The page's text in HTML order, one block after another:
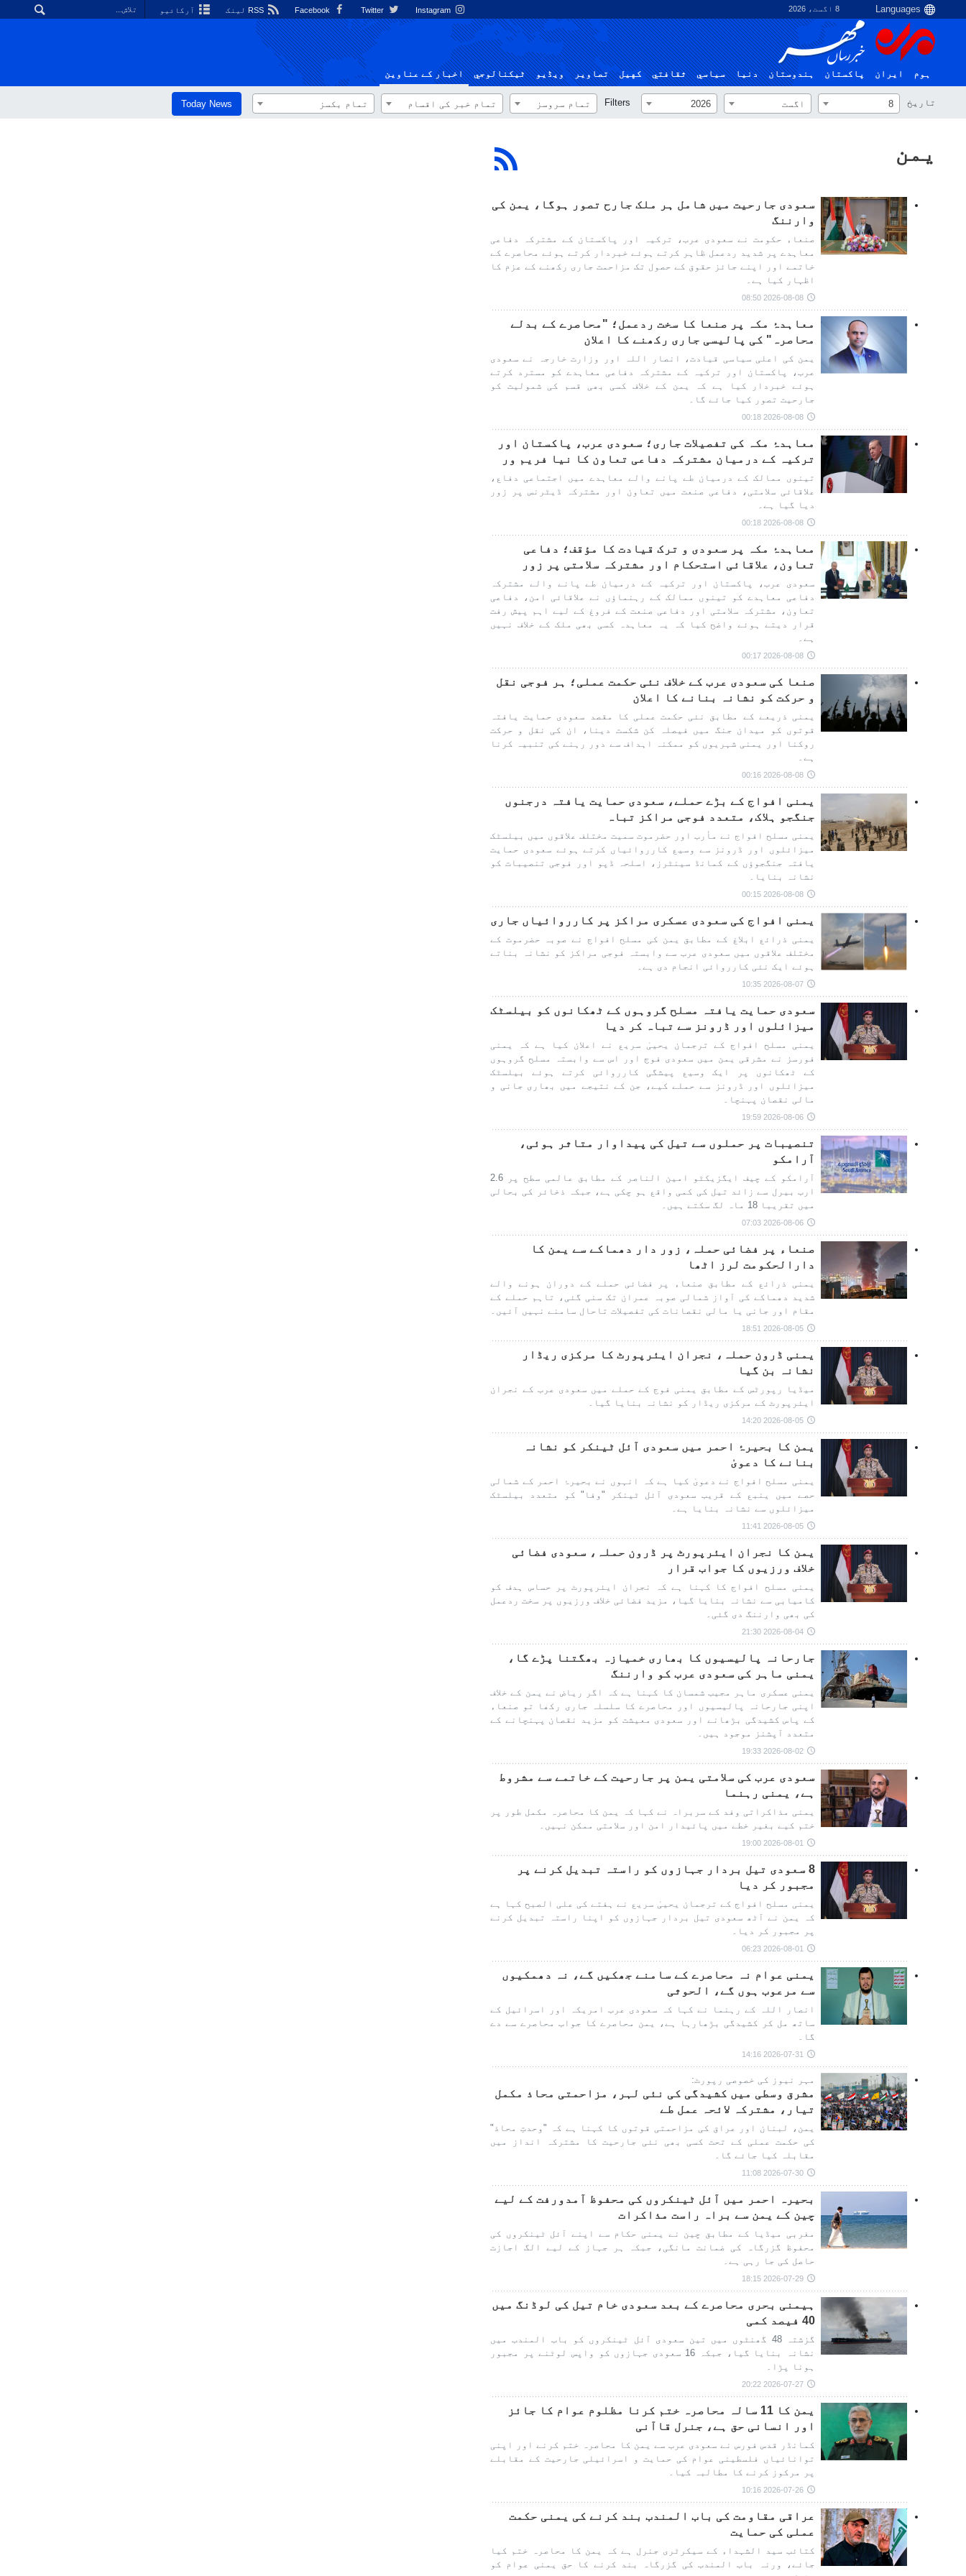
8 اگست، 2026 Instagram آرکائیو
ہوم ایران پاکستان ہندوستان دنیا سياسي ثقافتي کهيل تصاوير ویڈیو ٹيكنالوجي اخبار کے عناوین
تاریخ 8 اگست 2026
Filters تمام سروسز تمام خبر کی اقسام تمام بکسز Today News
یمن
سعودی جارحیت میں شامل ہر ملک جارح تصور ہوگا، یمن کی
وارننگ
صنعاء حکومت نے سعودی عرب، ترکیہ اور پاکستان کے مشترکہ دفاعی
معاہدے پر شدید ردعمل ظاہر کرتے ہوئے خبردار کرتے ہوئے محاصرے کے
خاتمے اور اپنے جائز حقوق کے حصول تک مزاحمت جاری رکھنے کے عزم کا
اظہار کیا ہے۔
2026-08-08 08:50
معاہدۂ مکہ پر صنعا کا سخت ردعمل؛ "محاصرے کے بدلے
محاصرہ" کی پالیسی جاری رکھنے کا اعلان
یمن کی اعلی سیاسی قیادت، انصار اللہ اور وزارت خارجہ نے سعودی
عرب، پاکستان اور ترکیہ کے مشترکہ دفاعی معاہدے کو مسترد کرتے
ہوئے خبردار کیا ہے کہ یمن کے خلاف کسی بھی قسم کی شمولیت کو
جارحیت تصور کیا جائے گا۔
2026-08-08 00:18
معاہدۂ مکہ کی تفصیلات جاری؛ سعودی عرب، پاکستان اور
ترکیہ کے درمیان مشترکہ دفاعی تعاون کا نیا فریم ور
تینوں ممالک کے درمیان طے پانے والے معاہدے میں اجتماعی دفاع،
علاقائی سلامتی، دفاعی صنعت میں تعاون اور مشترکہ ڈیٹرنس پر زور
دیا گیا ہے۔
2026-08-08 00:18
معاہدۂ مکہ پر سعودی و ترک قیادت کا مؤقف؛ دفاعی
تعاون، علاقائی استحکام اور مشترکہ سلامتی پر زور
سعودی عرب، پاکستان اور ترکیہ کے درمیان طے پانے والے مشترکہ
دفاعی معاہدے کو تینوں ممالک کے رہنماؤں نے علاقائی امن، دفاعی
تعاون، مشترکہ سلامتی اور دفاعی صنعت کے فروغ کے لیے اہم پیش رفت
قرار دیتے ہوئے واضح کیا کہ یہ معاہدہ کسی بھی ملک کے خلاف نہیں
ہے۔
2026-08-08 00:17
صنعا کی سعودی عرب کے خلاف نئی حکمت عملی؛ ہر فوجی نقل
و حرکت کو نشانہ بنانے کا اعلان
یمنی ذریعے کے مطابق نئی حکمت عملی کا مقصد سعودی حمایت یافتہ
قوتوں کو میدان جنگ میں فیصلہ کن شکست دینا، ان کی نقل و حرکت
روکنا اور یمنی شہریوں کو ممکنہ اہداف سے دور رہنے کی تنبیہ کرنا
ہے۔
2026-08-08 00:16
یمنی افواج کے بڑے حملے، سعودی حمایت یافتہ درجنوں
جنگجو ہلاک، متعدد فوجی مراکز تباہ
یمنی مسلح افواج نے مأرب اور حضرموت سمیت مختلف علاقوں میں بیلسٹک
میزائلوں اور ڈرونز سے وسیع کارروائیاں کرتے ہوئے سعودی حمایت
یافتہ جنگجوؤں کے کمانڈ سینٹرز، اسلحہ ڈپو اور فوجی تنصیبات کو
نشانہ بنایا۔
2026-08-08 00:15
یمنی افواج کی سعودی عسکری مراکز پر کارروائیاں جاری
یمنی ذرائع ابلاغ کے مطابق یمن کی مسلح افواج نے صوبہ حضرموت کے
مختلف علاقوں میں سعودی عرب سے وابستہ فوجی مراکز کو نشانہ بناتے
ہوئے ایک نئی کارروائی انجام دی ہے۔
2026-08-07 10:35
سعودی حمایت یافتہ مسلح گروہوں کے ٹھکانوں کو بیلسٹک
میزائلوں اور ڈرونز سے تباہ کر دیا
یمنی مسلح افواج کے ترجمان یحییٰ سریع نے اعلان کیا ہے کہ یمنی
فورسز نے مشرقی یمن میں سعودی فوج اور اس سے وابستہ مسلح گروہوں
کے ٹھکانوں پر ایک وسیع پیشگی کارروائی کرتے ہوئے بیلسٹک
میزائلوں اور ڈرونز سے حملے کیے، جن کے نتیجے میں بھاری جانی و
مالی نقصان پہنچا۔
2026-08-06 19:59
تنصیبات پر حملوں سے تیل کی پیداوار متاثر ہوئی،
آرامکو
آرامکو کے چیف ایگزیکٹو امین الناصر کے مطابق عالمی سطح پر 2.6
ارب بیرل سے زائد تیل کی کمی واقع ہو چکی ہے، جبکہ ذخائر کی بحالی
میں تقریبا 18 ماہ لگ سکتے ہیں۔
2026-08-06 07:03
صنعاء پر فضائی حملہ، زور دار دھماکے سے یمن کا
دارالحکومت لرز اٹھا
یمنی ذرائع کے مطابق صنعاء پر فضائی حملے کے دوران ہونے والے
شدید دھماکے کی آواز شمالی صوبہ عمران تک سنی گئی، تاہم حملے کے
مقام اور جانی یا مالی نقصانات کی تفصیلات تاحال سامنے نہیں آئیں۔
2026-08-05 18:51
یمنی ڈرون حملہ، نجران ایئرپورٹ کا مرکزی ریڈار
نشانہ بن گیا
میڈیا رپورٹس کے مطابق یمنی فوج کے حملے میں سعودی عرب کے نجران
ایئرپورٹ کے مرکزی ریڈار کو نشانہ بنایا گیا۔
2026-08-05 14:20
یمن کا بحیرۂ احمر میں سعودی آئل ٹینکر کو نشانہ
بنانے کا دعویٰ
یمنی مسلح افواج نے دعویٰ کیا ہے کہ انہوں نے بحیرۂ احمر کے شمالی
حصے میں ینبع کے قریب سعودی آئل ٹینکر "وفا" کو متعدد بیلسٹک
میزائلوں سے نشانہ بنایا ہے۔
2026-08-05 11:41
یمن کا نجران ایئرپورٹ پر ڈرون حملہ، سعودی فضائی
خلاف ورزیوں کا جواب قرار
یمنی مسلح افواج کا کہنا ہے کہ نجران ایئرپورٹ پر حساس ہدف کو
کامیابی سے نشانہ بنایا گیا، مزید فضائی خلاف ورزیوں پر سخت ردعمل
کی بھی وارننگ دی گئی۔
2026-08-04 21:30
جارحانہ پالیسیوں کا بھاری خمیازہ بھگتنا پڑے گا،
یمنی ماہر کی سعودی عرب کو وارننگ
یمنی عسکری ماہر مجیب شمسان کا کہنا ہے کہ اگر ریاض نے یمن کے خلاف
اپنی جارحانہ پالیسیوں اور محاصرے کا سلسلہ جاری رکھا تو صنعاء
کے پاس کشیدگی بڑھانے اور سعودی معیشت کو مزید نقصان پہنچانے کے
متعدد آپشنز موجود ہیں۔
2026-08-02 19:33
سعودی عرب کی سلامتی یمن پر جارحیت کے خاتمے سے مشروط
ہے، یمنی رہنما
یمنی مذاکراتی وفد کے سربراہ نے کہا کہ یمن کا محاصرہ مکمل طور پر
ختم کیے بغیر خطے میں پائیدار امن اور سلامتی ممکن نہیں۔
2026-08-01 19:00
8 سعودی تیل بردار جہازوں کو راستہ تبدیل کرنے پر
مجبور کر دیا
یمنی مسلح افواج کے ترجمان یحییٰ سریع نے ہفتے کی علی الصبح کہا ہے
کہ یمن نے آٹھ سعودی تیل بردار جہازوں کو اپنا راستہ تبدیل کرنے
پر مجبور کر دیا۔
2026-08-01 06:23
یمنی عوام نہ محاصرے کے سامنے جھکیں گے، نہ دھمکیوں
سے مرعوب ہوں گے، الحوثی
انصار اللہ کے رہنما نے کہا کہ سعودی عرب امریکہ اور اسرائیل کے
ساتھ مل کر کشیدگی بڑھارہا ہے، یمن محاصرے کا جواب محاصرے سے دے
گا۔
2026-07-31 14:16
مہر نیوز کی خصوصی رپورٹ:
مشرق وسطی میں کشیدگی کی نئی لہر، مزاحمتی محاذ مکمل
تیار، مشترکہ لائحہ عمل طے
یمن، لبنان اور عراق کی مزاحمتی قوتوں کا کہنا ہے کہ "وحدتِ محاذ"
کی حکمت عملی کے تحت کسی بھی نئی جارحیت کا مشترکہ انداز میں
مقابلہ کیا جائے گا۔
2026-07-30 11:08
بحیرہ احمر میں آئل ٹینکروں کی محفوظ آمدورفت کے لیے
چین کے یمن سے براہ راست مذاکرات
مغربی میڈیا کے مطابق چین نے یمنی حکام سے اپنے آئل ٹینکروں کی
محفوظ گزرگاہ کی ضمانت مانگی، جبکہ ہر جہاز کے لیے الگ اجازت
حاصل کی جا رہی ہے۔
2026-07-29 18:15
ہیمنی بحری محاصرے کے بعد سعودی خام تیل کی لوڈنگ میں
40 فیصد کمی
گزشتہ 48 گھنٹوں میں تین سعودی آئل ٹینکروں کو باب المندب میں
نشانہ بنایا گیا، جبکہ 16 سعودی جہازوں کو واپس لوٹنے پر مجبور
ہونا پڑا۔
2026-07-27 20:22
یمن کا 11 سالہ محاصرہ ختم کرنا مظلوم عوام کا جائز
اور انسانی حق ہے، جنرل قاآنی
کمانڈر قدس فورس نے سعودی عرب سے یمن کا محاصرہ ختم کرنے اور اپنی
توانائیاں فلسطینی عوام کی حمایت و اسرائیلی جارحیت کے مقابلے
پر مرکوز کرنے کا مطالبہ کیا۔
2026-07-26 10:16
عراقی مقاومت کی باب المندب بند کرنے کی یمنی حکمت
عملی کی حمایت
کتائب سید الشہداء کے سیکرٹری جنرل ہے کہ یمن کا محاصرہ ختم کیا
جائے، ورنہ باب المندب کی گزرگاہ بند کرنے کا حق یمنی عوام کو